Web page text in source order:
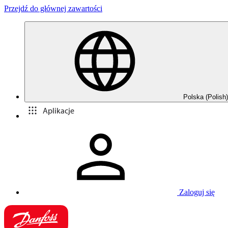
Przejdź do głównej zawartości
Polska (Polish)
Aplikacje
Zaloguj się